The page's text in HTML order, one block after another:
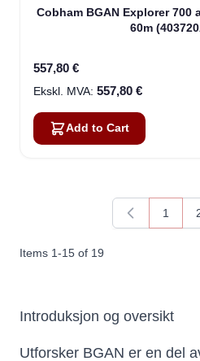
Cobham BGAN Explorer 700
60m
557,80 €
557,80 €
Add to Cart
Items 1-15 of 19
You're
1
Introduksjon og oversikt
Utforsker BGAN er en del